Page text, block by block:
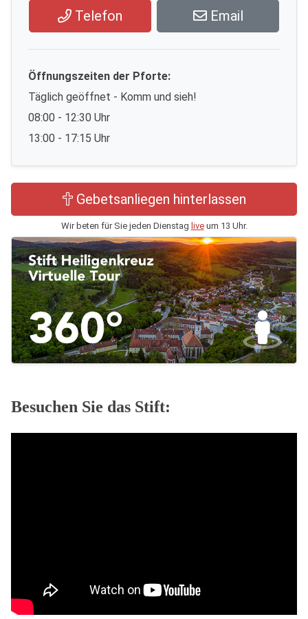
Telefon Email
Öffnungszeiten der Pforte:
Täglich geöffnet - Komm und sieh!
08:00 - 12:30 Uhr
13:00 - 17:15 Uhr
Gebetsanliegen hinterlassen
Wir beten für Sie jeden Dienstag liveum 13 Uhr.
Besuchen Sie das Stift: